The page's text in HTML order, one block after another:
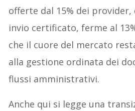
offerte dal 15% dei provider,
invio certificato, ferme al
che il cuore del mercato
alla gestione ordinata dei
flussi amministrativi.
Anche qui si legge una